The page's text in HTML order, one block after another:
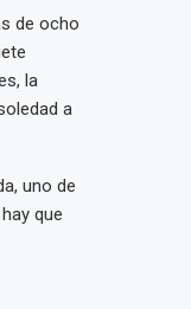
de ocho
la
a
uno de
que